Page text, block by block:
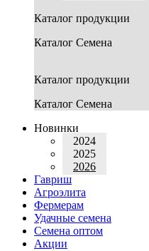
Каталог продукции
Каталог Семена
Каталог продукции
Каталог Семена
Новинки
2024
2025
2026
Гавриш
Агроэлита
Фермерам
Удачные семена
Семена оптом
Акции